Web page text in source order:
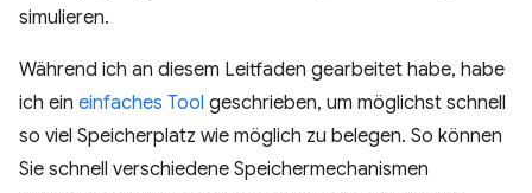
simulieren.
Während ich an diesem Leitfaden gearbeitet habe, habe
ich ein einfaches Tool geschrieben, um möglichst schnell
so viel Speicherplatz wie möglich zu belegen. So können
Sie schnell verschiedene Speichermechanismen